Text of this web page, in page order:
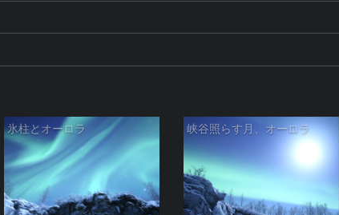
氷柱とオーロラ 峡谷照らす月、オーロラ